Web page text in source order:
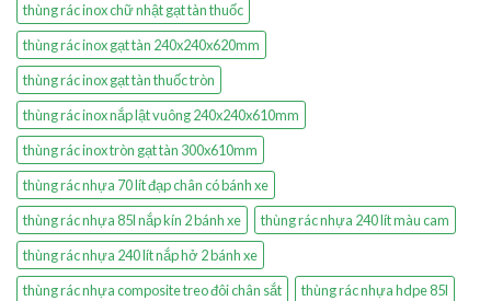
thùng rác inox chữ nhật gạt tàn thuốc
thùng rác inox gạt tàn 240x240x620mm
thùng rác inox gạt tàn thuốc tròn
thùng rác inox nắp lật vuông 240x240x610mm
thùng rác inox tròn gạt tàn 300x610mm
thùng rác nhựa 70 lít đạp chân có bánh xe
thùng rác nhựa 85l nắp kín 2 bánh xe
thùng rác nhựa 240 lít màu cam
thùng rác nhựa 240 lít nắp hở 2 bánh xe
thùng rác nhựa composite treo đôi chân sắt
thùng rác nhựa hdpe 85l